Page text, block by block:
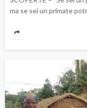
ma se sei un primate